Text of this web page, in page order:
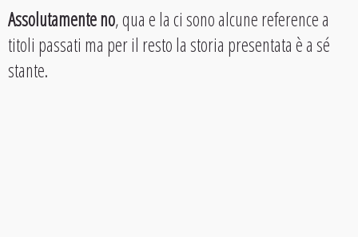
Assolutamente no, qua e la ci sono alcune reference a
titoli passati ma per il resto la storia presentata è a sé
stante.